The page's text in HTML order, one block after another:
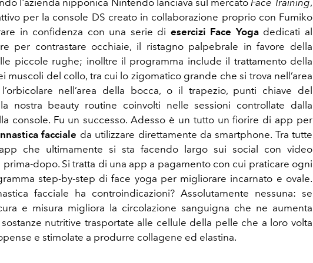
per la console DS creato in collaborazione proprio con Fumiko
in confidenza con una serie di esercizi Face Yogadedicati al
per contrastare occhiaie, il ristagno palpebrale in favore della
piccole rughe; inolltre il programma include il trattamento della
muscoli del collo, tra cui lo zigomatico grande che si trova nell’area
nell’area della bocca, o il trapezio, punti chiave del
nostra beauty routine coinvolti nelle sessioni controllate dalla
console. Fu un successo. Adesso è un tutto un fiorire di app per
facciale da utilizzare direttamente da smartphone. Tra tutte
che ultimamente si sta facendo largo sui social con video
dopo. Si tratta di una app a pagamento con cui praticare ogni
step-by-step di face yoga per migliorare incarnato e ovale.
facciale ha controindicazioni? Assolutamente nessuna: se
e misura migliora la circolazione sanguigna che ne aumenta
nutritive trasportate alle cellule della pelle che a loro volta
e stimolate a produrre collagene ed elastina.